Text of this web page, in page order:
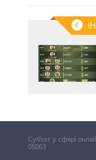
Cуб'єкт у сфері
05063